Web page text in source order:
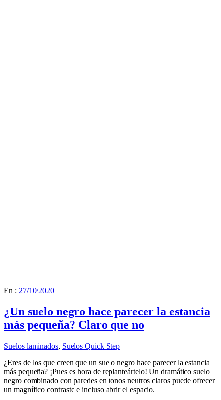
En : 27/10/2020
¿Un suelo negro hace parecer la estancia
más pequeña? Claro que no
Suelos laminados, Suelos Quick Step
¿Eres de los que creen que un suelo negro hace parecer la estancia
más pequeña? ¡Pues es hora de replanteártelo! Un dramático suelo
negro combinado con paredes en tonos neutros claros puede ofrecer
un magnífico contraste e incluso abrir el espacio.